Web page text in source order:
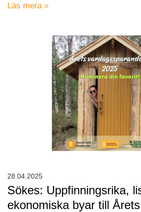
Läs mera »
Sökes: Uppfinningsrika,
ekonomiska byar till Årets
28.04.2025